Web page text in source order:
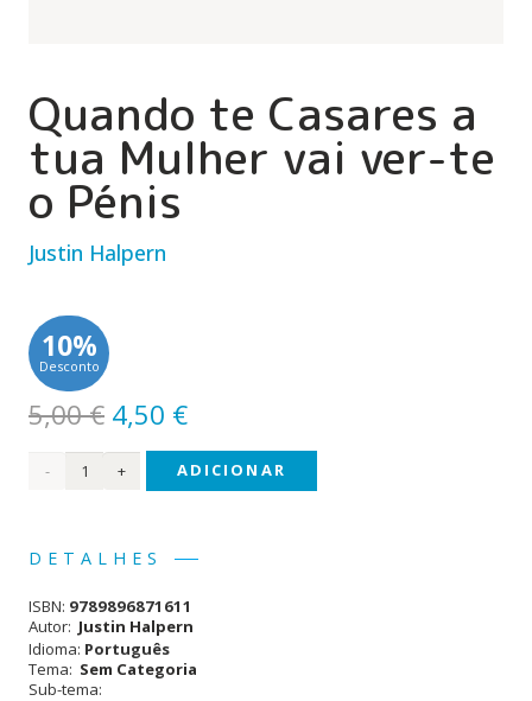
Quando te Casares a
tua Mulher vai ver-te
o Pénis
Justin Halpern
10%
Desconto
5,00€ O
preço
original
5,00 €.
4,50 €O
preço
atual
Quantidade
Casares
a tua
ADICIONAR
DETALHES
ISBN: 9789896871611
Autor: Justin Halpern
Idioma: Português
Tema: Sem Categoria
Sub-tema: